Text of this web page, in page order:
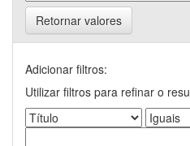
Retornar valores
Adicionar filtros:
Utilizar filtros para refinar o